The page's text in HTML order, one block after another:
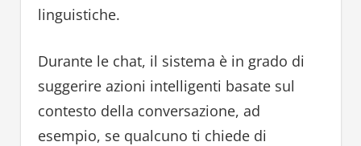
linguistiche.
Durante le chat, il sistema è in grado di
suggerire azioni intelligenti basate sul
contesto della conversazione, ad
esempio, se qualcuno ti chiede di